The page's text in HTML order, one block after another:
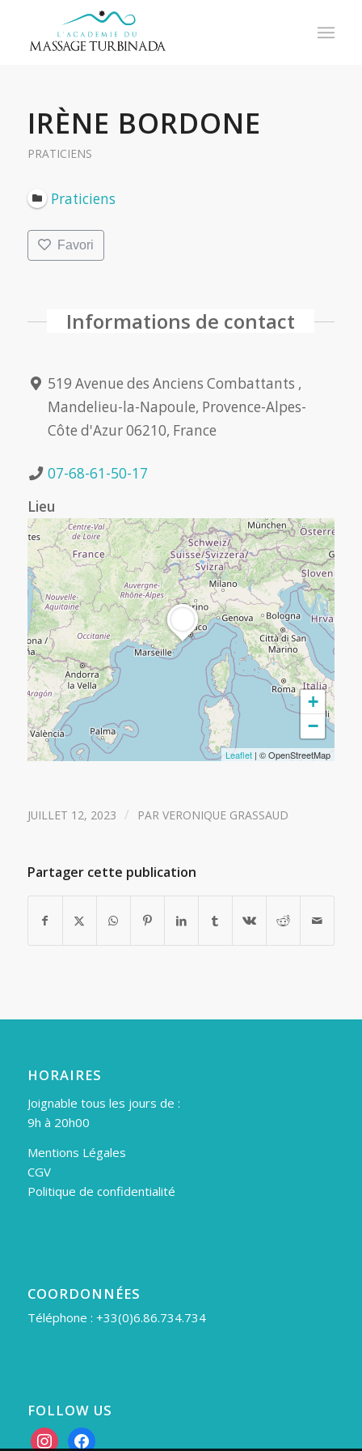
IRÈNE BORDONE
PRATICIENS
Praticiens
Favori
Informations de contact
519 Avenue des Anciens Combattants ,
Mandelieu-la-Napoule, Provence-Alpes-
Côte d'Azur 06210, France
07-68-61-50-17
Lieu
+
−
Leaflet | © OpenStreetMap
JUILLET 12, 2023 / PAR VERONIQUE GRASSAUD
Partager cette publication
HORAIRES
Joignable tous les jours de :
9h à 20h00
Mentions Légales
CGV
Politique de confidentialité
COORDONNÉES
Téléphone : +33(0)6.86.734.734
FOLLOW US
instagramfacebook